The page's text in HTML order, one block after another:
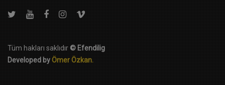
Tüm hakları saklıdır© Efendilig
Developed byÖmer Özkan.